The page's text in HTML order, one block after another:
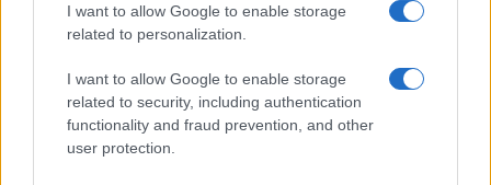
I want to allow Google to enable storage
related to personalization.
I want to allow Google to enable storage
related to security, including authentication
functionality and fraud prevention, and other
user protection.